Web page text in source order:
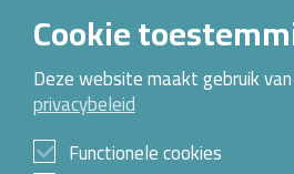
Over Kennispoort Verloskunde
Contact
Archief
Cookie
Deze website maakt gebruik
privacybeleid
Functionele cookies